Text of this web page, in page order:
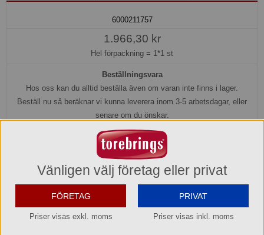
6000211757
1.966,30 kr
Hel förpackning = 1*1 st
Beställningsvara
Hos oss kan du alltid beställa även om varan inte finns i lager.
Beställ nu så beräknar vi kunna leverera inom 3-5 arbetsdagar, eller
senare om du önskar.
Köp »
Produktinformation
Varumärke
Bonamat Bravilor
Vänligen välj företag eller privat
FÖRETAG
Priser visas exkl. moms
PRIVAT
Priser visas inkl. moms